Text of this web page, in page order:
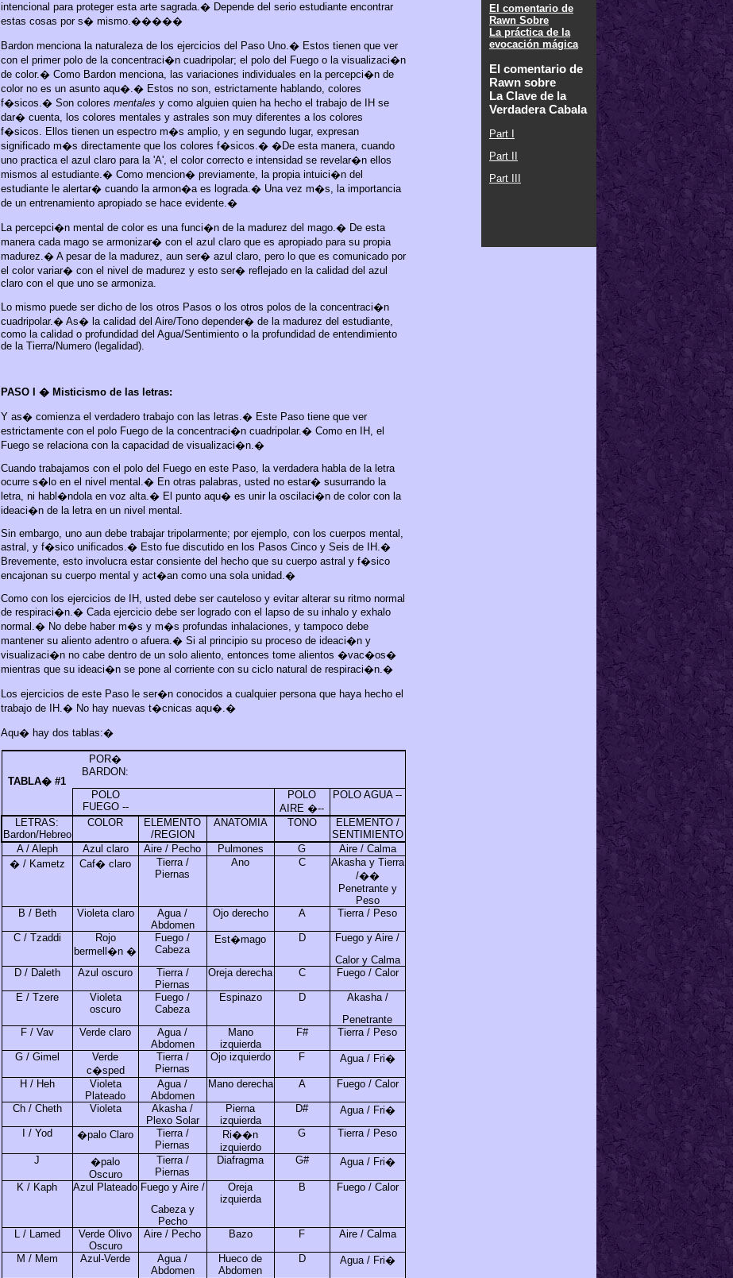
intencional para proteger esta arte sagrada.� Depende del serio estudiante encontrar
estas cosas por s� mismo.�����
Bardon menciona la naturaleza de los ejercicios del Paso Uno.� Estos tienen que ver
con el primer polo de la concentraci�n cuadripolar; el polo del Fuego o la visualizaci�n
de color.� Como Bardon menciona, las variaciones individuales en la percepci�n de
color no es un asunto aqu�.� Estos no son, estrictamente hablando, colores
f�sicos.� Son colores mentales y como alguien quien ha hecho el trabajo de IH se
dar� cuenta, los colores mentales y astrales son muy diferentes a los colores
f�sicos. Ellos tienen un espectro m�s amplio, y en segundo lugar, expresan
significado m�s directamente que los colores f�sicos.� �De esta manera, cuando
uno practica el azul claro para la 'A', el color correcto e intensidad se revelar�n ellos
mismos al estudiante.� Como mencion� previamente, la propia intuici�n del
estudiante le alertar� cuando la armon�a es lograda.� Una vez m�s, la importancia
de un entrenamiento apropiado se hace evidente.�
La percepci�n mental de color es una funci�n de la madurez del mago.� De esta
manera cada mago se armonizar� con el azul claro que es apropiado para su propia
madurez.� A pesar de la madurez, aun ser� azul claro, pero lo que es comunicado por
el color variar� con el nivel de madurez y esto ser� reflejado en la calidad del azul
claro con el que uno se armoniza.
Lo mismo puede ser dicho de los otros Pasos o los otros polos de la concentraci�n
cuadripolar.� As� la calidad del Aire/Tono depender� de la madurez del estudiante,
como la calidad o profundidad del Agua/Sentimiento o la profundidad de entendimiento
de la Tierra/Numero (legalidad).
PASO I � Misticismo de las letras:
Y as� comienza el verdadero trabajo con las letras.� Este Paso tiene que ver
estrictamente con el polo Fuego de la concentraci�n cuadripolar.� Como en IH, el
Fuego se relaciona con la capacidad de visualizaci�n.�
Cuando trabajamos con el polo del Fuego en este Paso, la verdadera habla de la letra
ocurre s�lo en el nivel mental.� En otras palabras, usted no estar� susurrando la
letra, ni habl�ndola en voz alta.� El punto aqu� es unir la oscilaci�n de color con la
ideaci�n de la letra en un nivel mental.
Sin embargo, uno aun debe trabajar tripolarmente; por ejemplo, con los cuerpos mental,
astral, y f�sico unificados.� Esto fue discutido en los Pasos Cinco y Seis de IH.�
Brevemente, esto involucra estar consiente del hecho que su cuerpo astral y f�sico
encajonan su cuerpo mental y act�an como una sola unidad.�
Como con los ejercicios de IH, usted debe ser cauteloso y evitar alterar su ritmo normal
de respiraci�n.� Cada ejercicio debe ser logrado con el lapso de su inhalo y exhalo
normal.� No debe haber m�s y m�s profundas inhalaciones, y tampoco debe
mantener su aliento adentro o afuera.� Si al principio su proceso de ideaci�n y
visualizaci�n no cabe dentro de un solo aliento, entonces tome alientos �vac�os�
mientras que su ideaci�n se pone al corriente con su ciclo natural de respiraci�n.�
Los ejercicios de este Paso le ser�n conocidos a cualquier persona que haya hecho el
trabajo de IH.� No hay nuevas t�cnicas aqu�.�
Aqu� hay dos tablas:�
TABLA� #1
POR�
BARDON:
POLO
FUEGO --
POLO
AIRE �--
POLO AGUA --
LETRAS:
Bardon/Hebreo
COLOR
ELEMENTO
/REGION
ANATOMIA TONO
ELEMENTO /
SENTIMIENTO
A / Aleph
Azul claro Aire / Pecho Pulmones G
Aire / Calma
� / Kametz
Caf� claro
Tierra /
Piernas
Ano C
Akasha y Tierra
/��
Penetrante y
Peso
B / Beth
Violeta claro
Agua /
Abdomen
Ojo derecho A Tierra / Peso
C / Tzaddi
Rojo
bermell�n �
Fuego /
Cabeza
Est�mago D
Fuego y Aire /
Calor y Calma
D / Daleth
Azul oscuro
Tierra /
Piernas
Oreja derecha C Fuego / Calor
E / Tzere
Violeta
oscuro
Fuego /
Cabeza
Espinazo D
Akasha /
Penetrante
F / Vav
Verde claro
Agua /
Abdomen
Mano
izquierda
F# Tierra / Peso
G / Gimel
Verde
c�sped
Tierra /
Piernas
Ojo izquierdo F Agua / Fri�
H / Heh
Violeta
Plateado
Agua /
Abdomen
Mano derecha A Fuego / Calor
Ch / Cheth Violeta
Akasha /
Plexo Solar
Pierna
izquierda
D#
Agua / Fri�
I / Yod
�palo Claro
Tierra /
Piernas
Ri��n
izquierdo
G Tierra / Peso
J
�palo
Oscuro
Tierra /
Piernas
Diafragma G# Agua / Fri�
K / Kaph Azul Plateado Fuego y Aire /
Cabeza y
Pecho
Oreja
izquierda
B Fuego / Calor
L / Lamed
Verde Olivo
Oscuro
Aire / Pecho Bazo F Aire / Calma
M / Mem Azul-Verde
Agua /
Abdomen
Hueco de
Abdomen
D Agua / Fri�
El comentario de
Rawn Sobre
La práctica de la
evocación mágica
El comentario de
Rawn sobre
La Clave de la
Verdadera Cabala
Part I
Part II
Part III